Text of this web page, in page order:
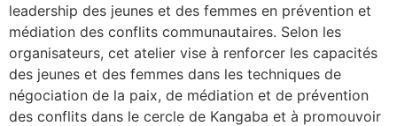
leadership des jeunes et des femmes en prévention et
médiation des conflits communautaires. Selon les
organisateurs, cet atelier vise à renforcer les capacités
des jeunes et des femmes dans les techniques de
négociation de la paix, de médiation et de prévention
des conflits dans le cercle de Kangaba et à promouvoir